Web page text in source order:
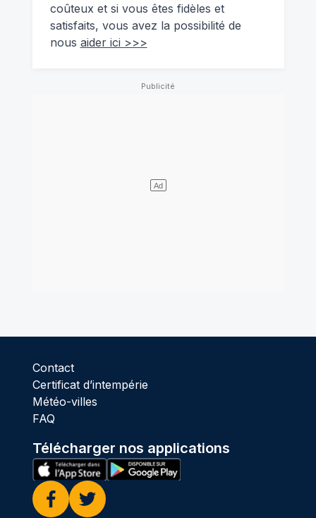
coûteux et si vous êtes fidèles et
satisfaits, vous avez la possibilité de
nous aider ici >>>
Contact
Certificat d’intempérie
Météo-villes
FAQ
Télécharger nos applications
Facebook
Twitter